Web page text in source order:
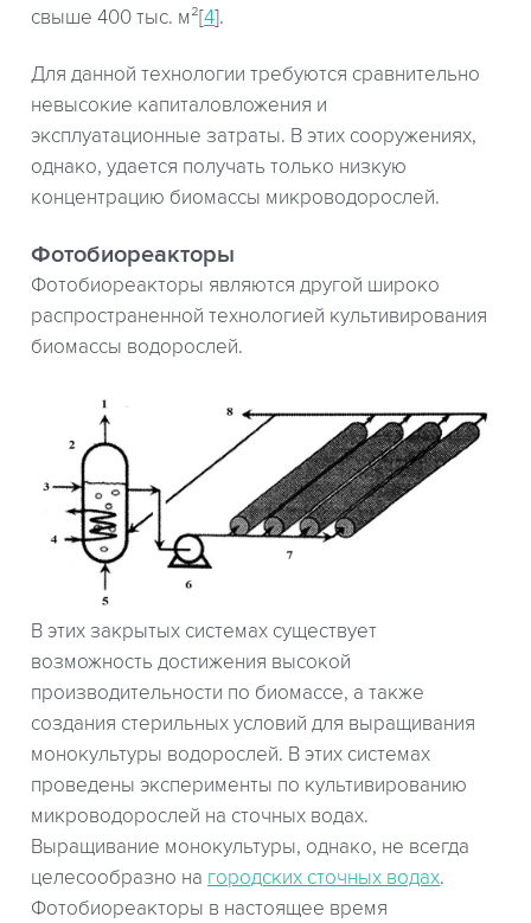
свыше 400 тыс. м²[4].
Для данной технологии требуются сравнительно
невысокие капиталовложения и
эксплуатационные затраты. В этих сооружениях,
однако, удается получать только низкую
концентрацию биомассы микроводорослей.
Фотобиореакторы
Фотобиореакторы являются другой широко
распространенной технологией культивирования
биомассы водорослей.
В этих закрытых системах существует
возможность достижения высокой
производительности по биомассе, а также
создания стерильных условий для выращивания
монокультуры водорослей. В этих системах
проведены эксперименты по культивированию
микроводорослей на сточных водах.
Выращивание монокультуры, однако, не всегда
целесообразно на городских сточных водах.
Фотобиореакторы в настоящее время